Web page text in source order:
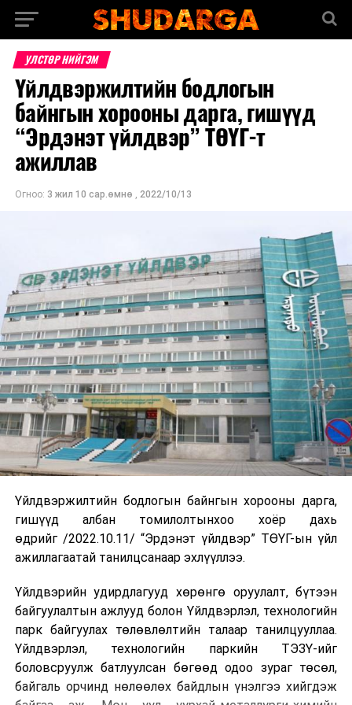
УЛСТӨР НИЙГЭМ
Үйлдвэржилтийн бодлогын
байнгын хорооны дарга, гишүүд
“Эрдэнэт үйлдвэр” ТӨҮГ-т
ажиллав
Огноо: 3 жил 10 сар.өмнө , 2022/10/13
Үйлдвэржилтийн бодлогын байнгын хорооны дарга,
гишүүд албан томилолтынхоо хоёр дахь
өдрийг /2022.10.11/ “Эрдэнэт үйлдвэр” ТӨҮГ-ын үйл
ажиллагаатай танилцсанаар эхлүүллээ.
Үйлдвэрийн удирдлагууд хөрөнгө оруулалт, бүтээн
байгуулалтын ажлууд болон Үйлдвэрлэл, технологийн
парк байгуулах төлөвлөлтийн талаар танилцууллаа.
Үйлдвэрлэл, технологийн паркийн ТЭЗҮ-ийг
боловсруулж батлуулсан бөгөөд одоо зураг төсөл,
байгаль орчинд нөлөөлөх байдлын үнэлгээ хийгдэж